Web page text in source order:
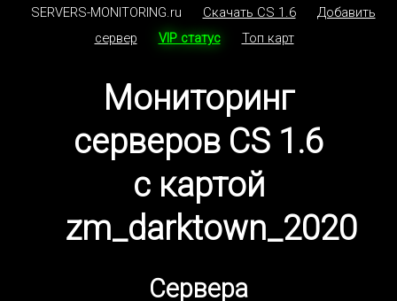
SERVERS-MONITORING.ru Скачать CS 1.6
Добавить
сервер
VIP статус Топ карт
Мониторинг
серверов CS 1.6
с картой
zm_darktown_2020
Сервера